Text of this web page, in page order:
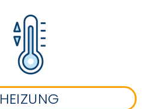
HEIZUNG